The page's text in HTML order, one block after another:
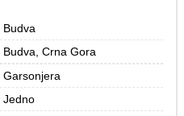
Budva
Budva, Crna Gora
Garsonjera
Jedno